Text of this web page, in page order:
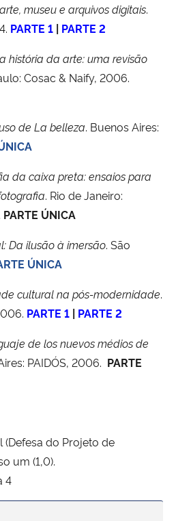
museu e arquivos digitais.
PARTE 1 | PARTE 2
história da arte: uma revisão
Cosac & Naify, 2006.
de La belleza. Buenos Aires:
da caixa preta: ensaios para
. Rio de Janeiro:
PARTE ÚNICA
Da ilusão à imersão. São
ÚNICA
cultural na pós-modernidade.
PARTE 1 | PARTE 2
de los nuevos médios de
PAIDÓS, 2006. PARTE
(Defesa do Projeto de
um (1,0).
4